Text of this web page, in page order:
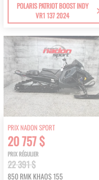
POLARIS PATRIOT BOOST INDY
VR1 137 2024
PRIX NADON SPORT
20 757 $
PRIX RÉGULIER
22 391 $
850 RMK KHAOS 155